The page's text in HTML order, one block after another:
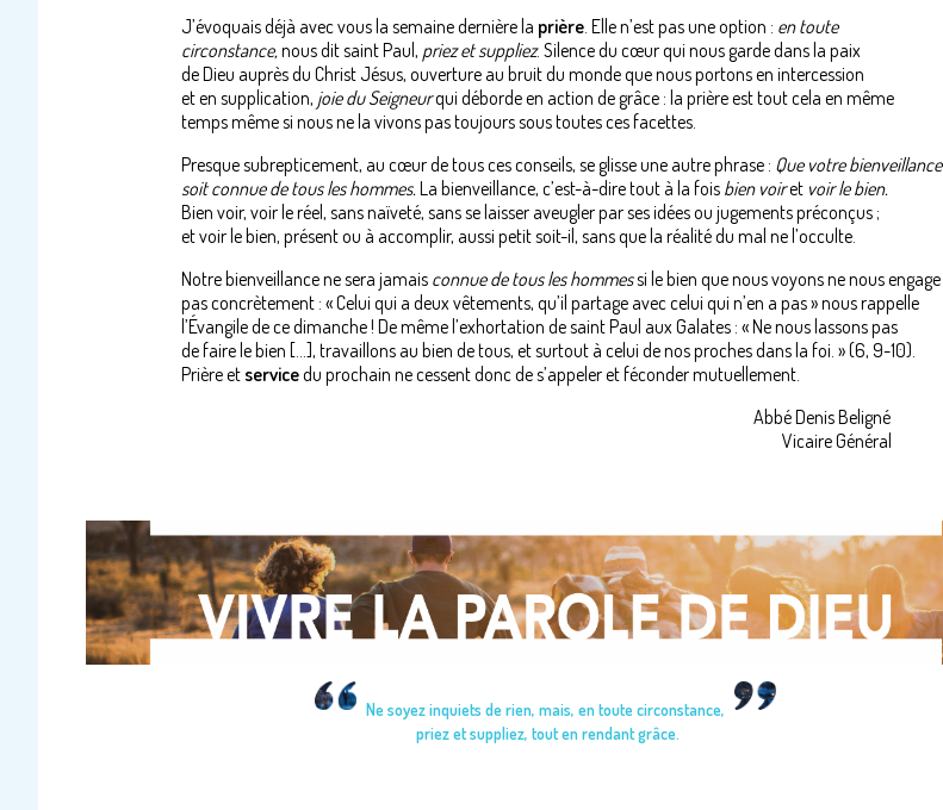
J’évoquais déjà avec vous la semaine dernière la prière. Elle n’est pas une option : en toute
circonstance,nous dit saint Paul, priez et suppliez. Silence du cœur qui nous garde dans la paix
de Dieu auprès du Christ Jésus, ouverture au bruit du monde que nous portons en intercession
et en supplication, joie du Seigneurqui déborde en action de grâce : la prière est tout cela en même
temps même si nous ne la vivons pas toujours sous toutes ces facettes.
Presque subrepticement, au cœur de tous ces conseils, se glisse une autre phrase : Que votre bienveillance
soit connue de tous les hommes.La bienveillance, c’est-à-dire tout à la fois bien voiret voir le bien.
Bien voir, voir le réel, sans naïveté, sans se laisser aveugler par ses idées ou jugements préconçus ;
et voir le bien, présent ou à accomplir, aussi petit soit-il, sans que la réalité du mal ne l’occulte.
Notre bienveillance ne sera jamais connue de tous les hommessi le bien que nous voyons ne nous engage
pas concrètement : « Celui qui a deux vêtements, qu’il partage avec celui qui n’en a pas » nous rappelle
l’Évangile de ce dimanche ! De même l’exhortation de saint Paul aux Galates : « Ne nous lassons pas
de faire le bien […], travaillons au bien de tous, et surtout à celui de nos proches dans la foi. » (6, 9-10).
Prière et servicedu prochain ne cessent donc de s’appeler et féconder mutuellement.
Abbé Denis Beligné
Vicaire Général
Ne soyez inquiets de rien, mais, en toute circonstance,
priez et suppliez, tout en rendant grâce.